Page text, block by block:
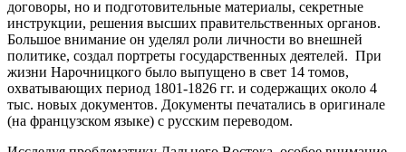
договоры, но и подготовительные материалы, секретные
инструкции, решения высших правительственных органов.
Большое внимание он уделял роли личности во внешней
политике, создал портреты государственных деятелей. При
жизни Нарочницкого было выпущено в свет 14 томов,
охватывающих период 1801-1826 гг. и содержащих около 4
тыс. новых документов. Документы печатались в оригинале
(на французском языке) с русским переводом.